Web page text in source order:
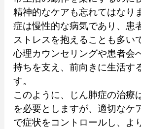
精神的なケアも忘れてはなり
症は慢性的な病気であり、患
ストレスを抱えることも多い
心理カウンセリングや患者会
持ちを支え、前向きに生活す
す。
このように、じん肺症の治療
を必要としますが、適切なケ
で症状をコントロールし、よ